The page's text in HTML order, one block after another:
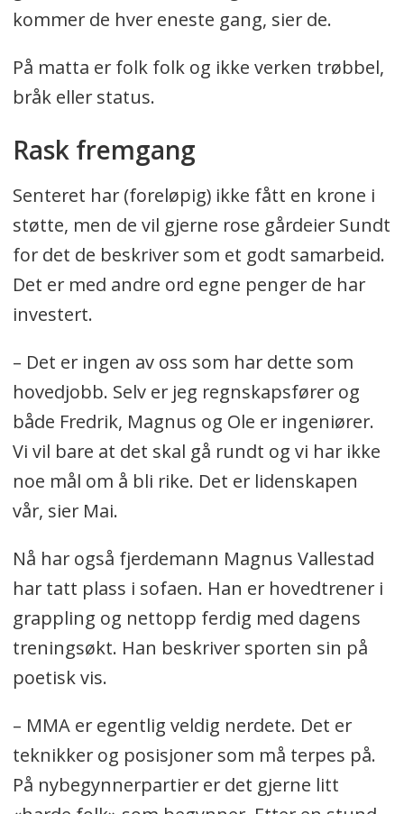
kommer de hver eneste gang, sier de.
På matta er folk folk og ikke verken trøbbel,
bråk eller status.
Rask fremgang
Senteret har (foreløpig) ikke fått en krone i
støtte, men de vil gjerne rose gårdeier Sundt
for det de beskriver som et godt samarbeid.
Det er med andre ord egne penger de har
investert.
– Det er ingen av oss som har dette som
hovedjobb. Selv er jeg regnskapsfører og
både Fredrik, Magnus og Ole er ingeniører.
Vi vil bare at det skal gå rundt og vi har ikke
noe mål om å bli rike. Det er lidenskapen
vår, sier Mai.
Nå har også fjerdemann Magnus Vallestad
har tatt plass i sofaen. Han er hovedtrener i
grappling og nettopp ferdig med dagens
treningsøkt. Han beskriver sporten sin på
poetisk vis.
– MMA er egentlig veldig nerdete. Det er
teknikker og posisjoner som må terpes på.
På nybegynnerpartier er det gjerne litt